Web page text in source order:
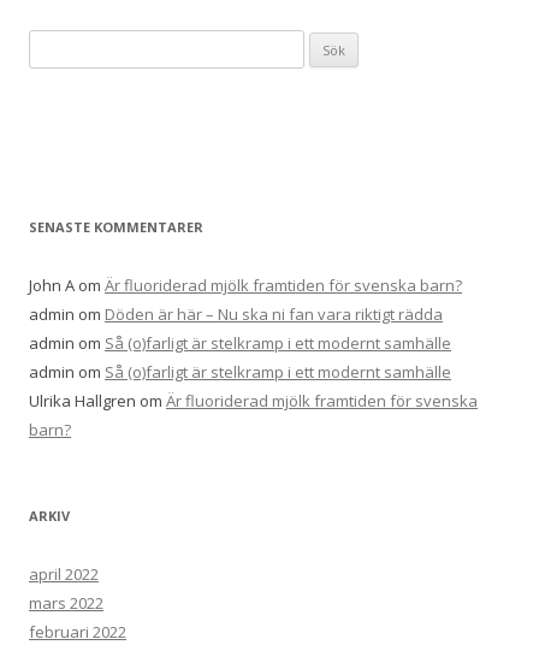
efter:
SENASTE KOMMENTARER
John A om Är fluoriderad mjölk framtiden för svenska barn?
admin om Döden är här – Nu ska ni fan vara riktigt rädda
admin om Så (o)farligt är stelkramp i ett modernt samhälle
admin om Så (o)farligt är stelkramp i ett modernt samhälle
Ulrika Hallgren om Är fluoriderad mjölk framtiden för svenska
barn?
ARKIV
april 2022
mars 2022
februari 2022